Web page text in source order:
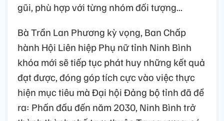
gũi, phù hợp với từng nhóm đối tượng...
Bà Trần Lan Phương kỳ vọng, Ban Chấp
hành Hội Liên hiệp Phụ nữ tỉnh Ninh Bình
khóa mới sẽ tiếp tục phát huy những kết quả
đạt được, đóng góp tích cực vào việc thực
hiện mục tiêu mà Đại hội Đảng bộ tỉnh đã đề
ra: Phấn đấu đến năm 2030, Ninh Bình trở